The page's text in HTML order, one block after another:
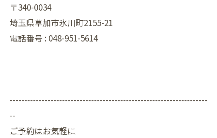
〒340-0034
埼玉県草加市氷川町2155-21
電話番号 : 048-951-5614
--------------------------------------------------------------------
--
ご予約はお気軽に